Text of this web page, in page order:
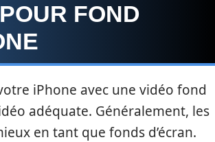
FOND
iPhone avec une vidéo fond
adéquate. Généralement, les
en tant que fonds d’écran.